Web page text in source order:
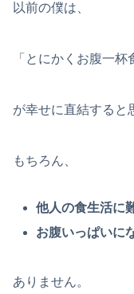
以前の僕は、
「とにかくお腹一杯
が幸せに直結すると
もちろん、
他人の食生活に
お腹いっぱいに
ありません。